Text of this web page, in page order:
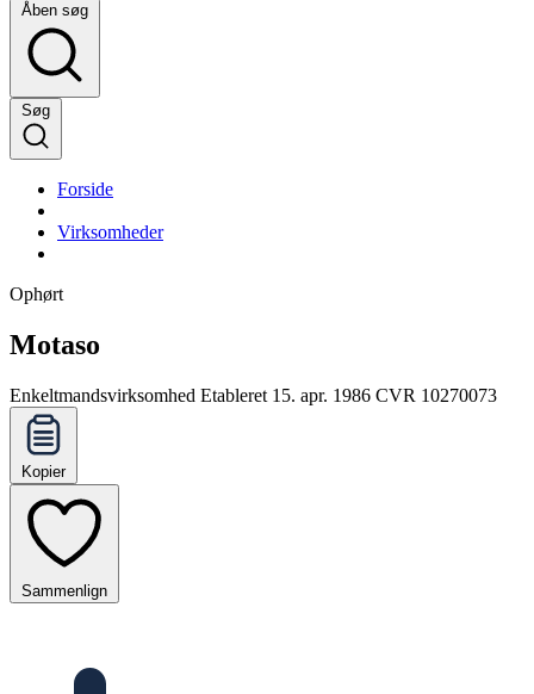
Åben søg
Søg
Forside
Virksomheder
Ophørt
Motaso
Enkeltmandsvirksomhed Etableret 15. apr. 1986 CVR 10270073
Kopier
Sammenlign